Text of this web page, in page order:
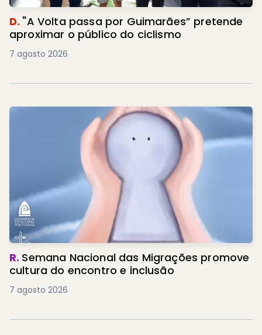
D. "A Volta passa por Guimarães” pretende
aproximar o público do ciclismo
7 agosto 2026
R. Semana Nacional das Migrações promove
cultura do encontro e inclusão
7 agosto 2026